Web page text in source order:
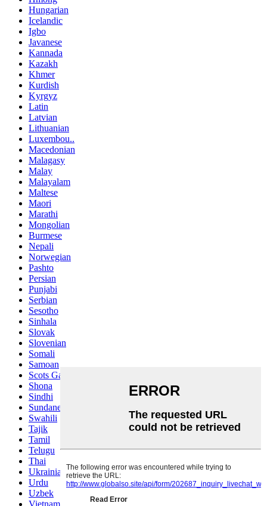
Hungarian
Icelandic
Igbo
Javanese
Kannada
Kazakh
Khmer
Kurdish
Kyrgyz
Latin
Latvian
Lithuanian
Luxembou..
Macedonian
Malagasy
Malay
Malayalam
Maltese
Maori
Marathi
Mongolian
Burmese
Nepali
Norwegian
Pashto
Persian
Punjabi
Serbian
Sesotho
Sinhala
Slovak
Slovenian
Somali
Samoan
Scots Gaelic
Shona
Sindhi
Sundanese
Swahili
Tajik
Tamil
Telugu
Thai
Ukrainian
Urdu
Uzbek
Vietnamese